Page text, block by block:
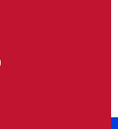
mais, consulte nossa